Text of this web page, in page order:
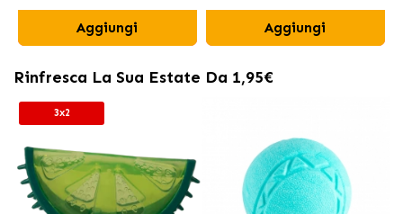
Aggiungi Aggiungi
Rinfresca La Sua Estate Da 1,95€
3x2